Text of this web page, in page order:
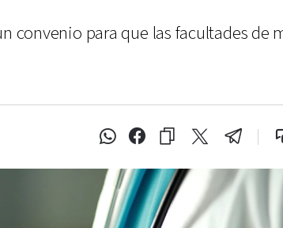
convenio para que las facultades de